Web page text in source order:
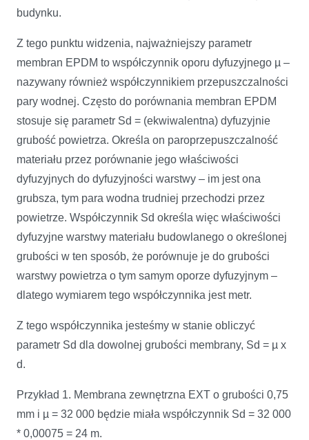
budynku.
Z tego punktu widzenia, najważniejszy parametr
membran EPDM to współczynnik oporu dyfuzyjnego µ –
nazywany również współczynnikiem przepuszczalności
pary wodnej. Często do porównania membran EPDM
stosuje się parametr Sd = (ekwiwalentna) dyfuzyjnie
grubość powietrza. Określa on paroprzepuszczalność
materiału przez porównanie jego właściwości
dyfuzyjnych do dyfuzyjności warstwy – im jest ona
grubsza, tym para wodna trudniej przechodzi przez
powietrze. Współczynnik Sd określa więc właściwości
dyfuzyjne warstwy materiału budowlanego o określonej
grubości w ten sposób, że porównuje je do grubości
warstwy powietrza o tym samym oporze dyfuzyjnym –
dlatego wymiarem tego współczynnika jest metr.
Z tego współczynnika jesteśmy w stanie obliczyć
parametr Sd dla dowolnej grubości membrany, Sd = µ x
d.
Przykład 1. Membrana zewnętrzna EXT o grubości 0,75
mm i µ = 32 000 będzie miała współczynnik Sd = 32 000
* 0,00075 = 24 m.